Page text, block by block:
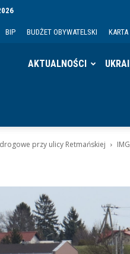
BIP BUDŻET OBYWATELSKI
AKTUALNOŚCI
przy ulicy Retmańskiej